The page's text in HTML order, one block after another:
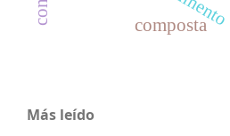
composta
Más leído